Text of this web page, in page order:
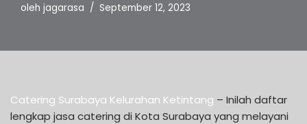
oleh jagarasa September 12, 2023
Catering Surabaya Kelurahan Ketintang – Inilah daftar
lengkap jasa catering di Kota Surabaya yang melayani